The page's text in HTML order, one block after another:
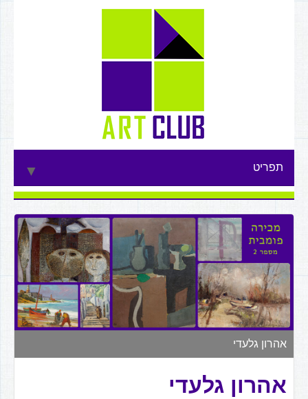
תפריט ▼
▼
▼
▼
▼
אהרון גלעדי
אהרון גלעדי